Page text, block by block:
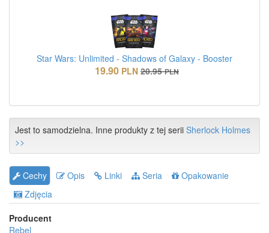
Star Wars: Unlimited - Shadows of Galaxy - Booster
19.90 PLN 20.95 PLN
Jest to samodzielna. Inne produkty z tej serii Sherlock Holmes
>>
Cechy Opis Linki Seria
Opakowanie
Zdjęcia
Producent
Rebel